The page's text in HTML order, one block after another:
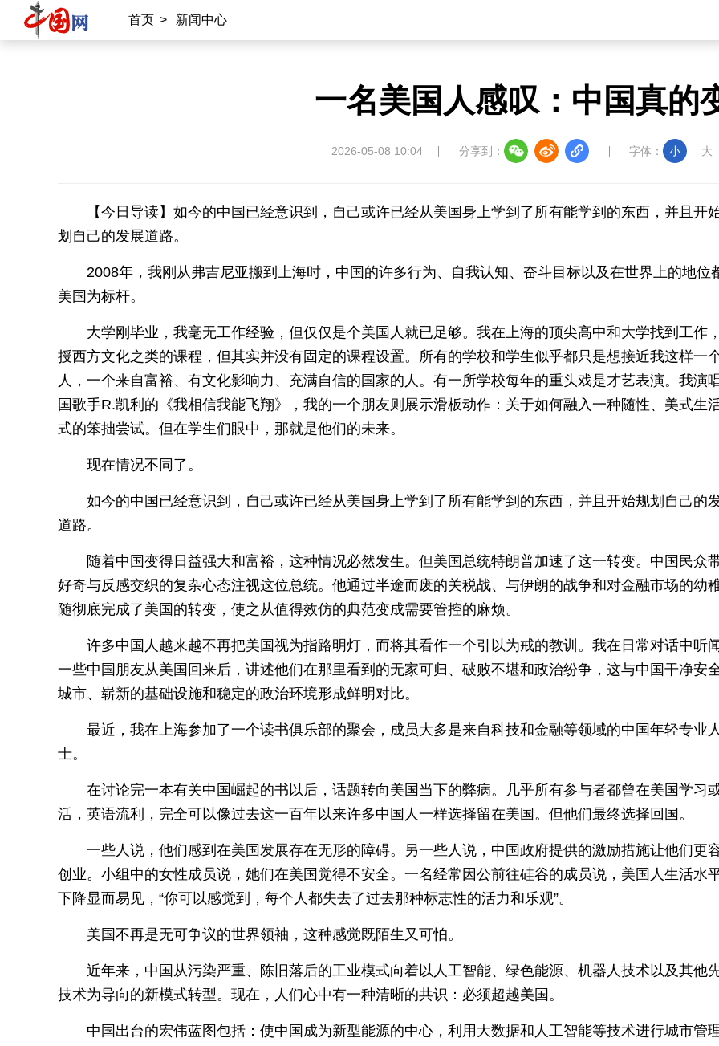
首页 > 新闻中心
一名美国人感叹：中国真的
2026-05-08 10:04 分享到： 字体： 小 大
【今日导读】如今的中国已经意识到，自己或许已经从美国身上学到了所有能学到的东西，并且开
划自己的发展道路。
2008年，我刚从弗吉尼亚搬到上海时，中国的许多行为、自我认知、奋斗目标以及在世界上的地位
美国为标杆。
大学刚毕业，我毫无工作经验，但仅仅是个美国人就已足够。我在上海的顶尖高中和大学找到工作
授西方文化之类的课程，但其实并没有固定的课程设置。所有的学校和学生似乎都只是想接近我这样一
人，一个来自富裕、有文化影响力、充满自信的国家的人。有一所学校每年的重头戏是才艺表演。我演
国歌手R.凯利的《我相信我能飞翔》，我的一个朋友则展示滑板动作：关于如何融入一种随性、美式生
式的笨拙尝试。但在学生们眼中，那就是他们的未来。
现在情况不同了。
如今的中国已经意识到，自己或许已经从美国身上学到了所有能学到的东西，并且开始规划自己的
道路。
随着中国变得日益强大和富裕，这种情况必然发生。但美国总统特朗普加速了这一转变。中国民众
好奇与反感交织的复杂心态注视这位总统。他通过半途而废的关税战、与伊朗的战争和对金融市场的幼
随彻底完成了美国的转变，使之从值得效仿的典范变成需要管控的麻烦。
许多中国人越来越不再把美国视为指路明灯，而将其看作一个引以为戒的教训。我在日常对话中听闻
一些中国朋友从美国回来后，讲述他们在那里看到的无家可归、破败不堪和政治纷争，这与中国干净安
城市、崭新的基础设施和稳定的政治环境形成鲜明对比。
最近，我在上海参加了一个读书俱乐部的聚会，成员大多是来自科技和金融等领域的中国年轻专业人
士。
在讨论完一本有关中国崛起的书以后，话题转向美国当下的弊病。几乎所有参与者都曾在美国学习
活，英语流利，完全可以像过去这一百年以来许多中国人一样选择留在美国。但他们最终选择回国。
一些人说，他们感到在美国发展存在无形的障碍。另一些人说，中国政府提供的激励措施让他们更
创业。小组中的女性成员说，她们在美国觉得不安全。一名经常因公前往硅谷的成员说，美国人生活水
下降显而易见，“你可以感觉到，每个人都失去了过去那种标志性的活力和乐观”。
美国不再是无可争议的世界领袖，这种感觉既陌生又可怕。
近年来，中国从污染严重、陈旧落后的工业模式向着以人工智能、绿色能源、机器人技术以及其他
技术为导向的新模式转型。现在，人们心中有一种清晰的共识：必须超越美国。
中国出台的宏伟蓝图包括：使中国成为新型能源的中心，利用大数据和人工智能等技术进行城市管理